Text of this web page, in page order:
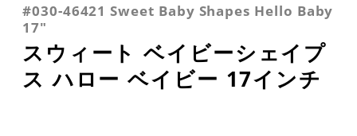
#030-46421 Sweet Baby Shapes Hello Baby
17"
スウィート ベイビーシェイプ
ス ハロー ベイビー 17インチ